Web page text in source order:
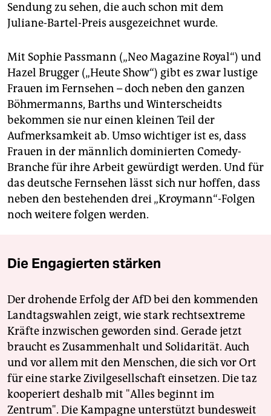
Sendung zu sehen, die auch schon mit dem
Juliane-Bartel-Preis ausgezeichnet wurde.
Mit Sophie Passmann („Neo Magazine ­Royal“) und
Hazel Brugger („Heute Show“) gibt es zwar lustige
Frauen im Fernsehen – doch neben den ganzen
Böhmermanns, Barths und Winterscheidts
bekommen sie nur einen kleinen Teil der
Aufmerksamkeit ab. Umso wichtiger ist es, dass
Frauen in der männlich dominierten Comedy-
Branche für ihre Arbeit gewürdigt werden. Und für
das deutsche Fernsehen lässt sich nur hoffen, dass
neben den bestehenden drei „Kroymann“-Folgen
noch weitere folgen werden.
Die Engagierten stärken
Der drohende Erfolg der AfD bei den kommenden
Landtagswahlen zeigt, wie stark rechtsextreme
Kräfte inzwischen geworden sind. Gerade jetzt
braucht es Zusammenhalt und Solidarität. Auch
und vor allem mit den Menschen, die sich vor Ort
für eine starke Zivilgesellschaft einsetzen. Die taz
kooperiert deshalb mit "Alles beginnt im
Zentrum". Die Kampagne unterstützt bundesweit